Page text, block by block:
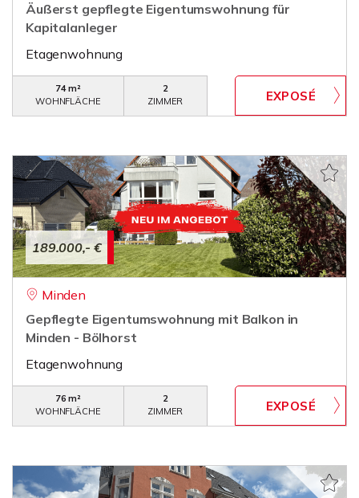
Äußerst gepflegte Eigentumswohnung für
Kapitalanleger
Etagenwohnung
74 m²
WOHNFLÄCHE
2
ZIMMER
189.000,- €
Minden
Gepflegte Eigentumswohnung mit Balkon in
Minden - Bölhorst
Etagenwohnung
76 m²
WOHNFLÄCHE
2
ZIMMER